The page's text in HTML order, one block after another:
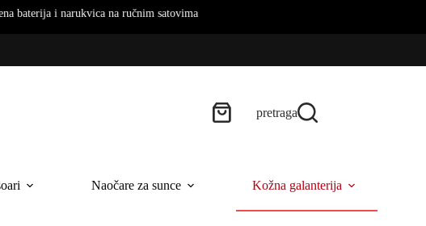
i narukvica na ručnim satovima
pretraga
Naočare za sunce Kožna galanterija